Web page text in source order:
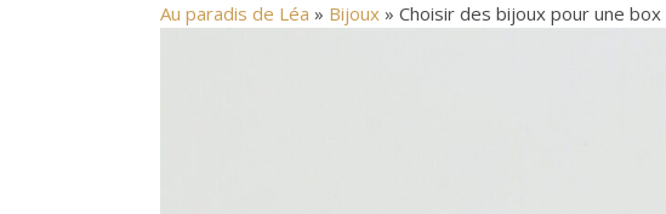
Au paradis de Léa » Bijoux » Choisir des bijoux pour une